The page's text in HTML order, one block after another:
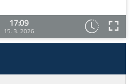
17:09
15. 3. 2026